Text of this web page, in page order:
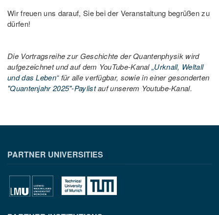
Wir freuen uns darauf, Sie bei der Veranstaltung begrüßen zu
dürfen!
Die Vortragsreihe zur Geschichte der Quantenphysik wird
aufgezeichnet und auf dem YouTube-Kanal„Urknall, Weltall
und das Leben“für alle verfügbar, sowie in einer gesonderten
"Quantenjahr 2025"-Paylistauf unserem Youtube-Kanal.
PARTNER UNIVERSITIES